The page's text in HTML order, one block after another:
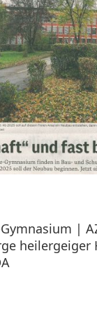
|
heilergeiger